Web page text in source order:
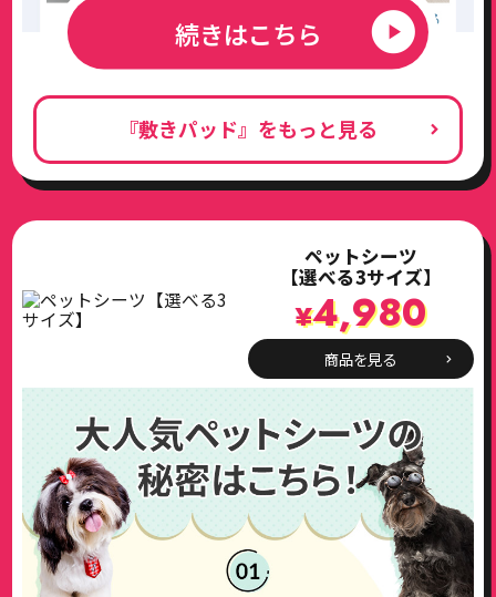
続きはこちら
『敷きパッド』をもっと見る
ペットシーツ
【選べる3サイズ】
¥4,980
商品を見る